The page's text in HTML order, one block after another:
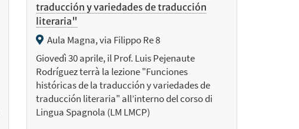
traducción y variedades de traducción
literaria"
Aula Magna, via Filippo Re 8
Giovedì 30 aprile, il Prof. Luis Pejenaute
Rodríguez terrà la lezione "Funciones
históricas de la traducción y variedades de
traducción literaria" all’interno del corso di
Lingua Spagnola (LM LMCP)